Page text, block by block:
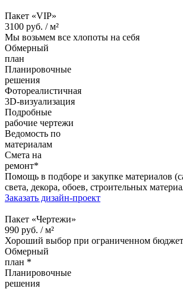
Пакет «VIP»
3100 руб. /м²
Мы возьмем все хлопоты на себя
Обмерный
план
Планировочные
решения
Фотореалистичная
3D-визуализация
Подробные
рабочие чертежи
Ведомость по
материалам
Смета на
ремонт*
Помощь в подборе и закупке материалов
света, декора, обоев, строительных
Заказать дизайн-проект
Пакет «Чертежи»
990 руб. /м²
Хороший выбор при ограниченном бюджет
Обмерный
план *
Планировочные
решения